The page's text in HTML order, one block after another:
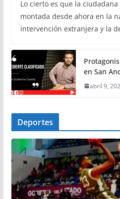
Lo cierto es que la
montada desde ahora en la
intervención extranjera y la
en San
abril 9,
Deportes